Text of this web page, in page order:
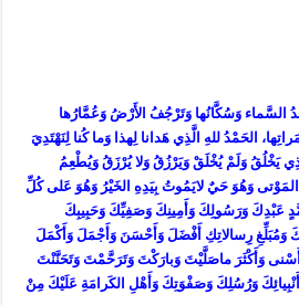
السَّماء وَسُكَّانُها وَتَرْجُفُ الأَرْضُ وَعُمَّارُها
الحَمْدُ للهِ الَّذِي هَدانا لِهذا وَما كُنا لِنَهْتَدِيَ
يَخْلُقُ وَلَمْ يُخْلَقْ وَيَرْزُقُ وَلا يُرْزَقُ وَيُطْعِمُ
المَوْتى وَهُوَ حَيٌ لايَمُوتُ بِيَدِهِ الخَيْرُ وَهُوَ عَلى كُلِّ
عَبْدِكَ وَرَسُولِكَ وَأَمِينِكَ وَصَفِيِّكَ وَحَبِيبِكَ
رِسالاتِكِ أَفْضَلَ وَأَحْسَنَ وَأَجْمَلَ وَأَكْمَلَ
وَأَكْثَرَ ماصَلَّيْتَ وَبارَكْتَ وَتَرَحَّمْتَ وَتَحَنَّنْتَ
وَرُسُلِكَ وَصَفْوَتِكَ وَأَهْلِ الكَرامَةِ عَلَيْكَ مِنْ